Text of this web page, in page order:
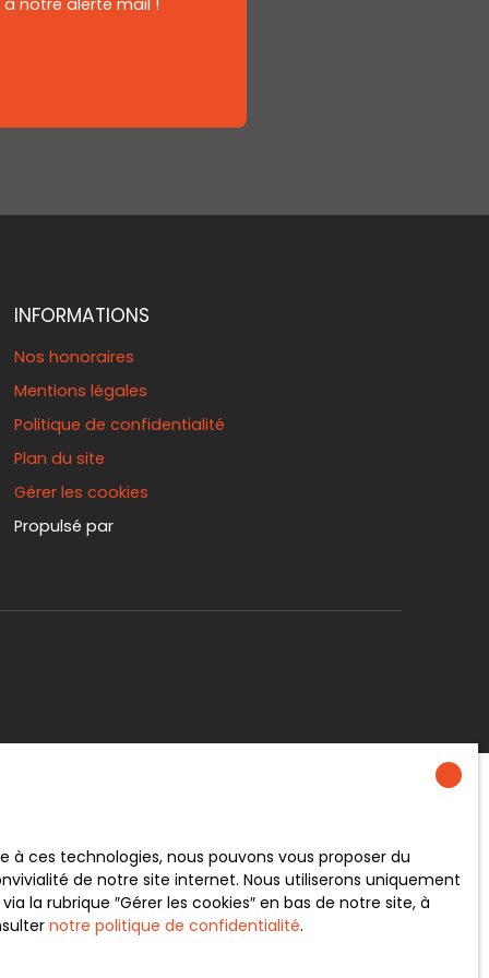
INFORMATIONS
Nos honoraires
Mentions légales
Politique de confidentialité
Plan du site
Gérer les cookies
Propulsé par
ces technologies, nous pouvons vous proposer du
de notre site internet. Nous utiliserons uniquement
la rubrique ″Gérer les cookies″ en bas de notre site, à
notre politique de confidentialité.